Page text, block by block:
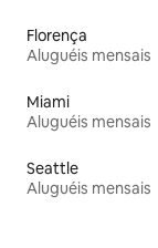
Florença
Aluguéis mensais
Miami
Aluguéis mensais
Seattle
Aluguéis mensais